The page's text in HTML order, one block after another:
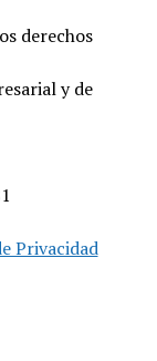
derechos
y de
Privacidad